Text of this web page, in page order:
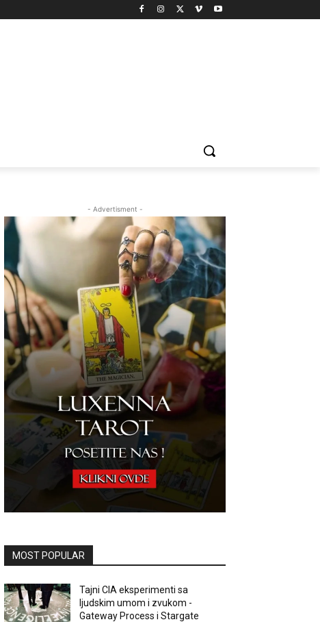
- Advertisment -
MOST POPULAR
Tajni CIA eksperimenti sa
ljudskim umom i zvukom -
Gateway Process i Stargate